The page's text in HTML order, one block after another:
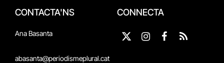
CONTACTA'NS
Ana Basanta
abasanta@periodismeplural.cat
CONNECTA
X
Instagram
Facebook
RSS